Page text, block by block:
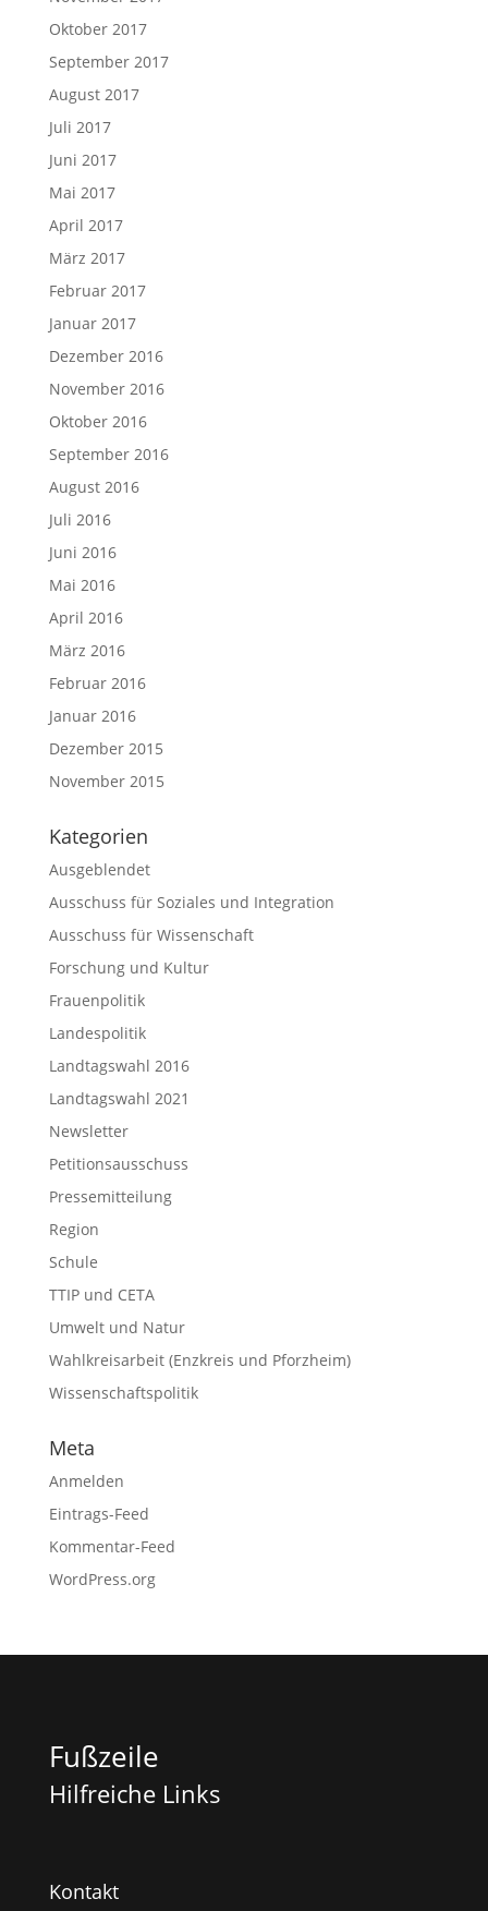
Oktober 2017
September 2017
August 2017
Juli 2017
Juni 2017
Mai 2017
April 2017
März 2017
Februar 2017
Januar 2017
Dezember 2016
November 2016
Oktober 2016
September 2016
August 2016
Juli 2016
Juni 2016
Mai 2016
April 2016
März 2016
Februar 2016
Januar 2016
Dezember 2015
November 2015
Kategorien
Ausgeblendet
Ausschuss für Soziales und Integration
Ausschuss für Wissenschaft
Forschung und Kultur
Frauenpolitik
Landespolitik
Landtagswahl 2016
Landtagswahl 2021
Newsletter
Petitionsausschuss
Pressemitteilung
Region
Schule
TTIP und CETA
Umwelt und Natur
Wahlkreisarbeit (Enzkreis und Pforzheim)
Wissenschaftspolitik
Meta
Anmelden
Eintrags-Feed
Kommentar-Feed
WordPress.org
Fußzeile
Hilfreiche Links
Kontakt